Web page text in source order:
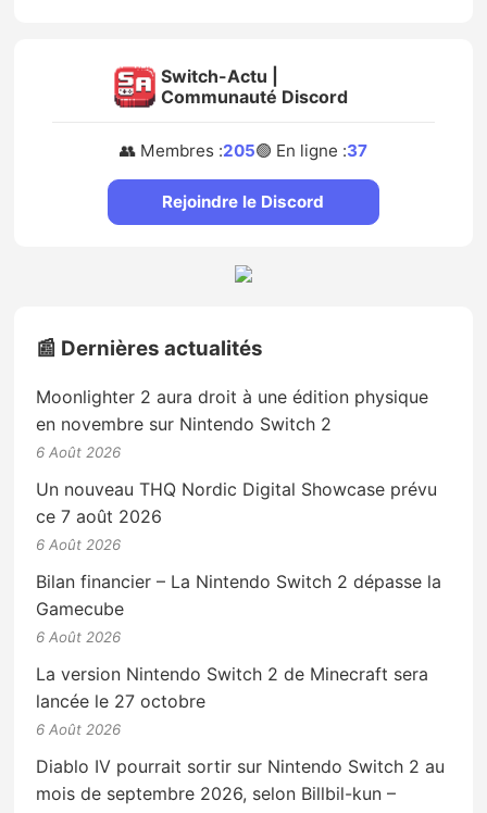
Switch-Actu |
Communauté Discord
👥 Membres :205🟢 En ligne :37
Rejoindre le Discord
📰 Dernières actualités
Moonlighter 2 aura droit à une édition physique
en novembre sur Nintendo Switch 2
6 Août 2026
Un nouveau THQ Nordic Digital Showcase prévu
ce 7 août 2026
6 Août 2026
Bilan financier – La Nintendo Switch 2 dépasse la
Gamecube
6 Août 2026
La version Nintendo Switch 2 de Minecraft sera
lancée le 27 octobre
6 Août 2026
Diablo IV pourrait sortir sur Nintendo Switch 2 au
mois de septembre 2026, selon Billbil-kun –